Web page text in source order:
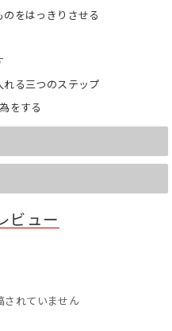
のをはっきりさせる
れる三つのステップ
をする
ビュー
されていません